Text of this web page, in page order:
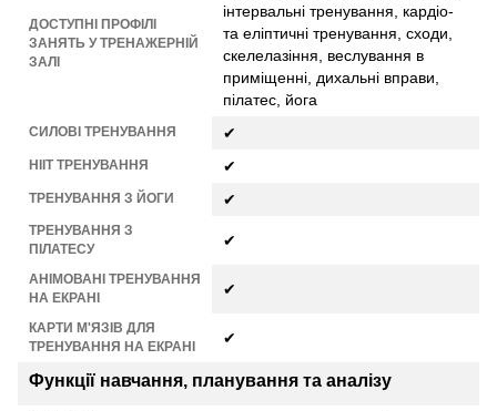
ДОСТУПНІ ПРОФІЛІ
ЗАНЯТЬ У ТРЕНАЖЕРНІЙ
ЗАЛІ
інтервальні тренування, кардіо-
та еліптичні тренування, сходи,
скелелазіння, веслування в
приміщенні, дихальні вправи,
пілатес, йога
СИЛОВІ ТРЕНУВАННЯ ✔
HIIT ТРЕНУВАННЯ ✔
ТРЕНУВАННЯ З ЙОГИ ✔
ТРЕНУВАННЯ З
ПІЛАТЕСУ
✔
АНІМОВАНІ ТРЕНУВАННЯ
НА ЕКРАНІ
✔
КАРТИ М'ЯЗІВ ДЛЯ
ТРЕНУВАННЯ НА ЕКРАНІ
✔
Функції навчання, планування та аналізу